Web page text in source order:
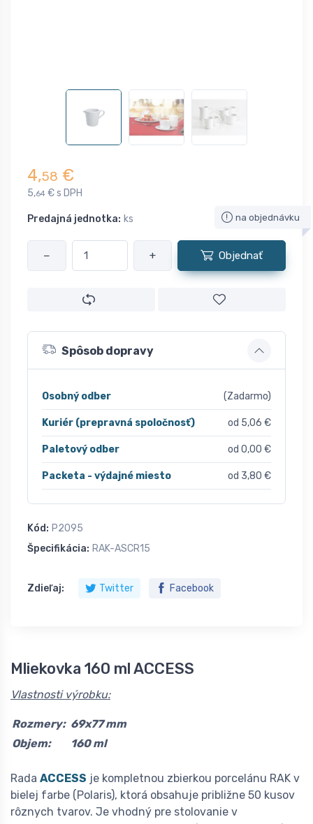
4,58 €
5,64 € s DPH
Predajná jednotka: ks na objednávku
− + Objednať
Spôsob dopravy
Osobný odber (Zadarmo)
Kuriér (prepravná spoločnosť) od 5,06 €
Paletový odber od 0,00 €
Packeta - výdajné miesto od 3,80 €
Kód: P2095
Špecifikácia: RAK-ASCR15
Zdieľaj: Twitter Facebook
Mliekovka 160 ml ACCESS
Vlastnosti výrobku:
Rozmery: 69x77 mm
Objem:
160 ml
Rada ACCESS je kompletnou zbierkou porcelánu RAK v
bielej farbe (Polaris), ktorá obsahuje približne 50 kusov
rôznych tvarov. Je vhodný pre stolovanie v